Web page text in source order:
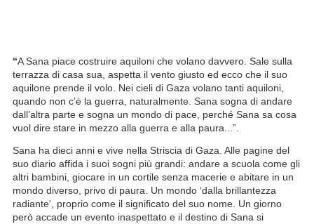
“A Sana piace costruire aquiloni che volano davvero. Sale sulla
terrazza di casa sua, aspetta il vento giusto ed ecco che il suo
aquilone prende il volo. Nei cieli di Gaza volano tanti aquiloni,
quando non c’è la guerra, naturalmente. Sana sogna di andare
dall’altra parte e sogna un mondo di pace, perché Sana sa cosa
vuol dire stare in mezzo alla guerra e alla paura...”.
Sana ha dieci anni e vive nella Striscia di Gaza. Alle pagine del
suo diario affida i suoi sogni più grandi: andare a scuola come gli
altri bambini, giocare in un cortile senza macerie e abitare in un
mondo diverso, privo di paura. Un mondo ‘dalla brillantezza
radiante', proprio come il significato del suo nome. Un giorno
però accade un evento inaspettato e il destino di Sana si